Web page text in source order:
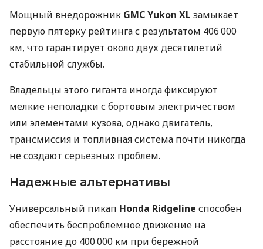
Мощный внедорожник GMC Yukon XL замыкает
первую пятерку рейтинга с результатом 406 000
км, что гарантирует около двух десятилетий
стабильной службы.
Владельцы этого гиганта иногда фиксируют
мелкие неполадки с бортовым электричеством
или элементами кузова, однако двигатель,
трансмиссия и топливная система почти никогда
не создают серьезных проблем.
Надежные альтернативы
Универсальный пикап Honda Ridgeline способен
обеспечить беспроблемное движение на
расстояние до 400 000 км при бережной